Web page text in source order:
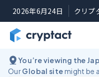
2026年6月24日 クリプ
You’re viewing the
OurGlobal sitemight be
ニュース